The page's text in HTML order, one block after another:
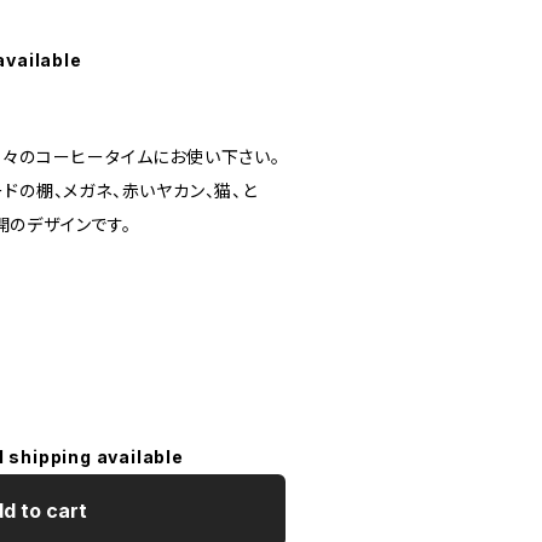
のコーヒータイムにお使い下さい。
の棚、メガネ、赤いヤカン、猫、と
デザインです。
shipping available
to cart